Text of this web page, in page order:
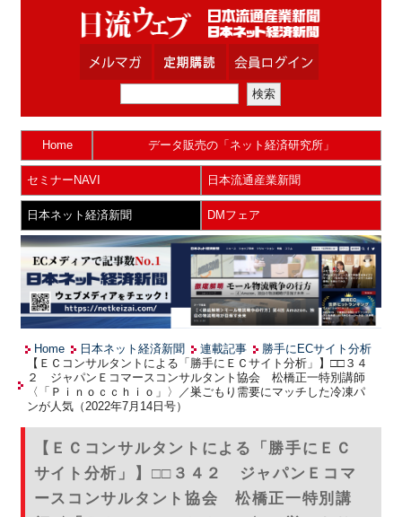
Home データ販売の「ネット経済研究所」
セミナーNAVI 日本流通産業新聞
日本ネット経済新聞 DMフェア
Home 日本ネット経済新聞 連載記事
勝手にECサイト分析
【ＥＣコンサルタントによる「勝手にＥＣサイト分析」】□□３４
２ ジャパンＥコマースコンサルタント協会 松橋正一特別講師
〈「Ｐｉｎｏｃｃｈｉｏ」〉／巣ごもり需要にマッチした冷凍パ
ンが人気（2022年7月14日号）
【ＥＣコンサルタントによる「勝手にＥＣ
サイト分析」】□□３４２ ジャパンＥコマ
ースコンサルタント協会 松橋正一特別講